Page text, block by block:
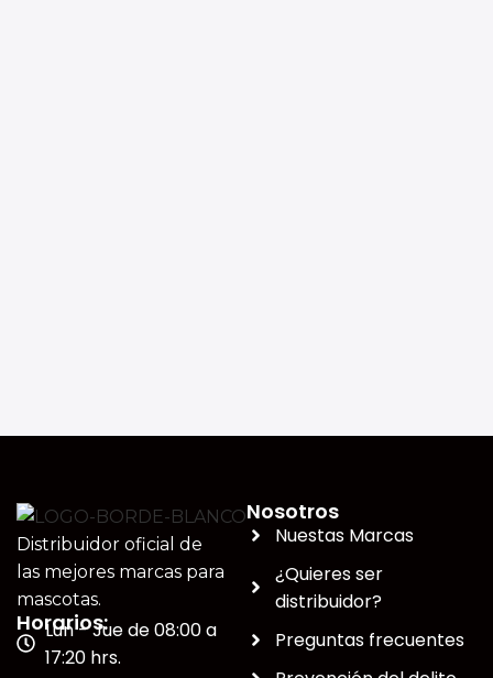
Distribuidor oficial de
las mejores marcas para
mascotas.
Horarios:
Lun - Jue de 08:00 a
17:20 hrs.
Nosotros
Nuestas Marcas
¿Quieres ser
distribuidor?
Preguntas frecuentes